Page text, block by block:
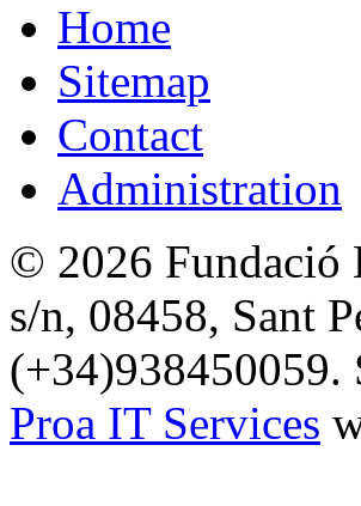
Home
Sitemap
Contact
Administration
© 2026 Fundació
s/n, 08458, Sant
(+34)938450059.
Proa IT Services